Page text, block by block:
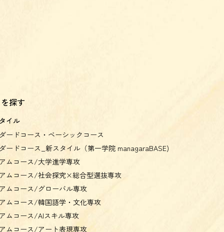
探す
イル
ードコース・ベーシックコース
ードコース_新スタイル（第一学院 managaraBASE)
ムコース/大学進学専攻
ムコース/社会探究×総合型選抜専攻
ムコース/グローバル専攻
ムコース/韓国語学・文化専攻
ムコース/AIスキル専攻
ムコース/アート表現専攻